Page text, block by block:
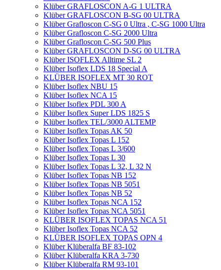
Klüber GRAFLOSCON A-G 1 ULTRA
Klüber GRAFLOSCON B-SG 00 ULTRA
Klüber Grafloscon C-SG 0 Ultra , C-SG 1000 Ultra
Klüber Grafloscon C-SG 2000 Ultra
Klüber Grafloscon C-SG 500 Plus
Klüber GRAFLOSCON D-SG 00 ULTRA
Klüber ISOFLEX Alltime SL 2
Klüber Isoflex LDS 18 Special A
KLÜBER ISOFLEX MT 30 ROT
Klüber Isoflex NBU 15
Klüber Isoflex NCA 15
Klüber Isoflex PDL 300 A
Klüber Isoflex Super LDS 1825 S
Klüber Isoflex TEL/3000 ALTEMP
Klüber Isoflex Topas AK 50
Klüber Isoflex Topas L 152
Klüber Isoflex Topas L 3/600
Klüber Isoflex Topas L 30
Klüber Isoflex Topas L 32, L 32 N
Klüber Isoflex Topas NB 152
Klüber Isoflex Topas NB 5051
Klüber Isoflex Topas NB 52
Klüber Isoflex Topas NCA 152
Klüber Isoflex Topas NCA 5051
KLÜBER ISOFLEX TOPAS NCA 51
Klüber Isoflex Topas NCA 52
KLÜBER ISOFLEX TOPAS OPN 4
Klüber Klüberalfa BF 83-102
Klüber Klüberalfa KRA 3-730
Klüber Klüberalfa RM 93-101